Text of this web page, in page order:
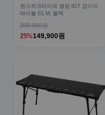
원스위크라이프 캠핑 IGT 접이식
테이블 S1 M, 블랙
200,000원
25%149,900원